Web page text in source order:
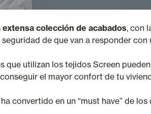
extensa colección de acabados, con
de que van a responder con
que utilizan los tejidos Screen pueden
el mayor confort de tu
convertido en un “must have” de